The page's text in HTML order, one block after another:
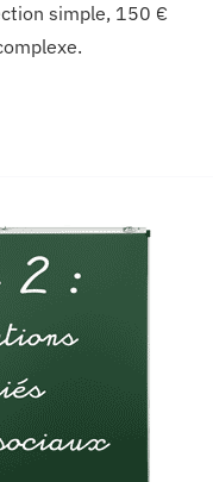
simple, 150 €